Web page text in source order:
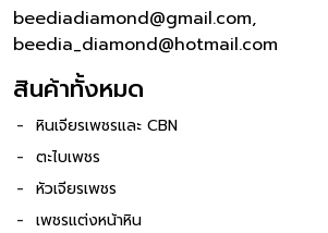
beediadiamond@gmail.com,
beedia_diamond@hotmail.com
สินค้าทั้งหมด
หินเจียรเพชรและ CBN
ตะไบเพชร
หัวเจียรเพชร
เพชรแต่งหน้าหิน